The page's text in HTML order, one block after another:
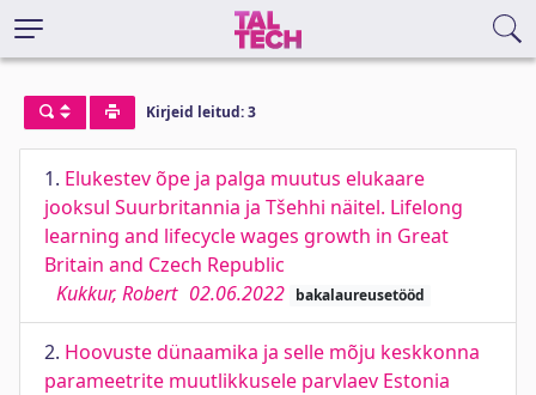
Kirjeid leitud: 3
1. Elukestev õpe ja palga muutus elukaare
jooksul Suurbritannia ja Tšehhi näitel. Lifelong
learning and lifecycle wages growth in Great
Britain and Czech Republic
Kukkur, Robert 02.06.2022 bakalaureusetööd
2. Hoovuste dünaamika ja selle mõju keskkonna
parameetrite muutlikkusele parvlaev Estonia